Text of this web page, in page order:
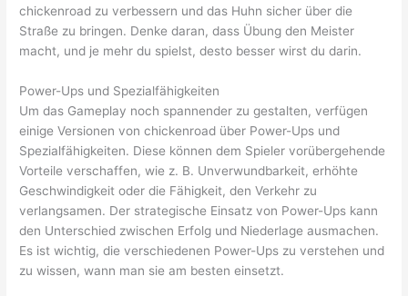
chickenroad zu verbessern und das Huhn sicher über die
Straße zu bringen. Denke daran, dass Übung den Meister
macht, und je mehr du spielst, desto besser wirst du darin.
Power-Ups und Spezialfähigkeiten
Um das Gameplay noch spannender zu gestalten, verfügen
einige Versionen von chickenroad über Power-Ups und
Spezialfähigkeiten. Diese können dem Spieler vorübergehende
Vorteile verschaffen, wie z. B. Unverwundbarkeit, erhöhte
Geschwindigkeit oder die Fähigkeit, den Verkehr zu
verlangsamen. Der strategische Einsatz von Power-Ups kann
den Unterschied zwischen Erfolg und Niederlage ausmachen.
Es ist wichtig, die verschiedenen Power-Ups zu verstehen und
zu wissen, wann man sie am besten einsetzt.